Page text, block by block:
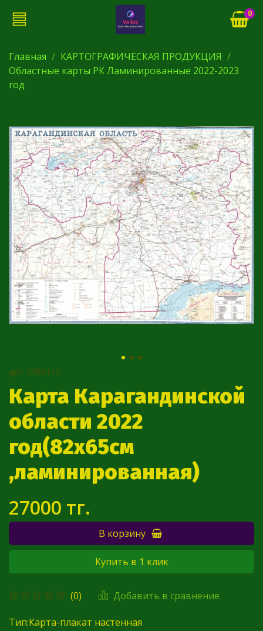
0
Главная
КАРТОГРАФИЧЕСКАЯ ПРОДУКЦИЯ
Областные карты РК Ламинированные 2022-2023
год
арт. 2356111
Карта Карагандинской
области 2022
год(82х65см
,ламинированная)
(0) Добавить в сравнение
27000 тг.
В корзину
Купить в 1 клик
Тип:Карта-плакат настенная